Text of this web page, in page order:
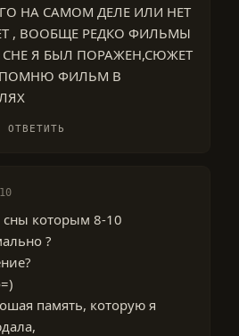
НА САМОМ ДЕЛЕ ИЛИ НЕТ
, ВООБЩЕ РЕДКО ФИЛЬМЫ
Я БЫЛ ПОРАЖЕН,СЮЖЕТ
ПОМНЮ ФИЛЬМ В
которым 8-10
?
память, которую я